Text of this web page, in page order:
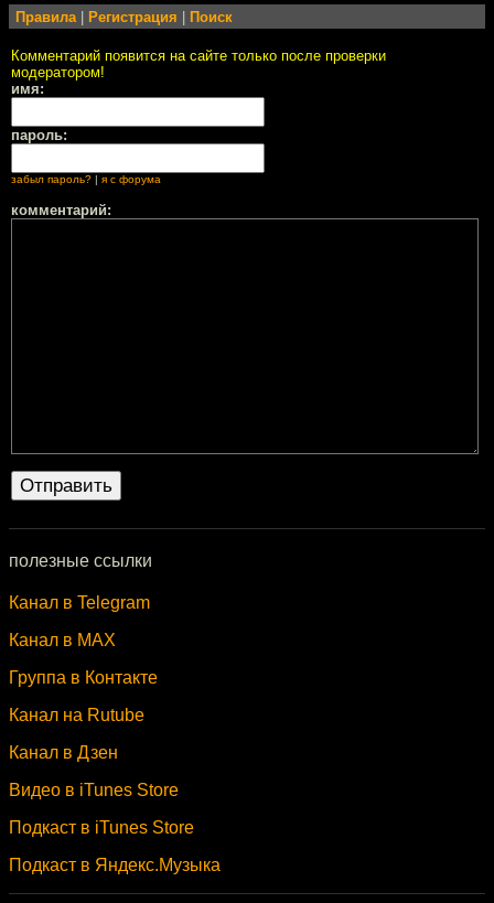
Правила | Регистрация | Поиск
Комментарий появится на сайте только после проверки
модератором!
имя:
пароль:
забыл пароль? | я с форума
комментарий:
полезные ссылки
Канал в Telegram
Канал в MAX
Группа в Контакте
Канал на Rutube
Канал в Дзен
Видео в iTunes Store
Подкаст в iTunes Store
Подкаст в Яндекс.Музыка